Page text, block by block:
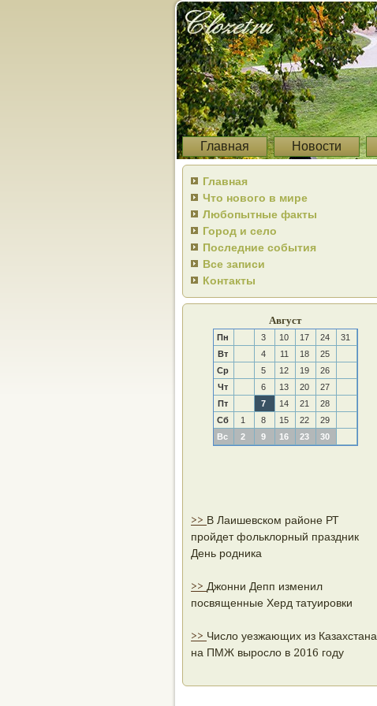
Главная Новости
Главная
Что нового в мире
Любопытные факты
Город и село
Последние события
Все записи
Контакты
Август
Пн 3 10 17 24
31
Вт
4 11 18
25
Ср
5 12 19
26
Чт
6 13 20
27
Пт
7 14 21
28
Сб
1 8 15 22
29
Вс
2 9 16 23 30
>> В Лаишевском районе РТ
пройдет фольклорный праздник
День родника
>> Джонни Депп изменил
посвященные Херд татуировки
>> Число уезжающих из Казахстана
на ПМЖ выросло в 2016 году